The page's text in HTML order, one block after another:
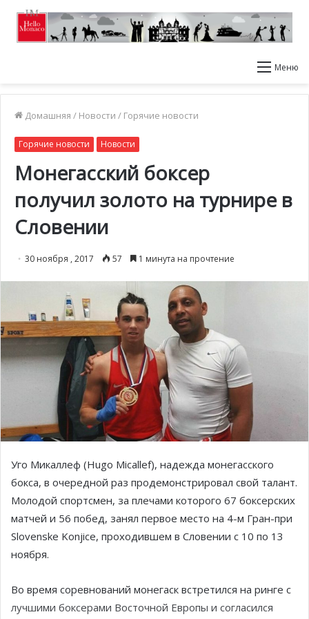
Меню
Домашняя / Новости / Горячие новости
Горячие новости Новости
Монегасский боксер
получил золото на турнире в
Словении
30 ноября , 2017 57 1 минута на прочтение
Уго Микаллеф (Hugo Micallef), надежда монегасского
бокса, в очередной раз продемонстрировал свой талант.
Молодой спортсмен, за плечами которого 67 боксерских
матчей и 56 побед, занял первое место на 4-м Гран-при
Slovenske Konjice, проходившем в Словении с 10 по 13
ноября.
Во время соревнований монегаск встретился на ринге с
лучшими боксерами Восточной Европы и согласился